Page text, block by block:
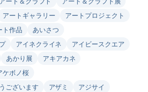
アートギャラリー
アートプロジェクト
ト作品
あいさつ
アイネクライネ
アイビースクエア
あかり展
アキアカネ
ケボノ桜
ございます
アザミ
アジサイ